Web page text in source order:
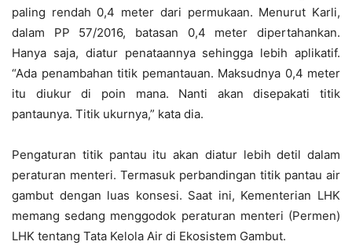
paling rendah 0,4 meter dari permukaan. Menurut Karli,
dalam PP 57/2016, batasan 0,4 meter dipertahankan.
Hanya saja, diatur penataannya sehingga lebih aplikatif.
“Ada penambahan titik pemantauan. Maksudnya 0,4 meter
itu diukur di poin mana. Nanti akan disepakati titik
pantaunya. Titik ukurnya,” kata dia.
Pengaturan titik pantau itu akan diatur lebih detil dalam
peraturan menteri. Termasuk perbandingan titik pantau air
gambut dengan luas konsesi. Saat ini, Kementerian LHK
memang sedang menggodok peraturan menteri (Permen)
LHK tentang Tata Kelola Air di Ekosistem Gambut.